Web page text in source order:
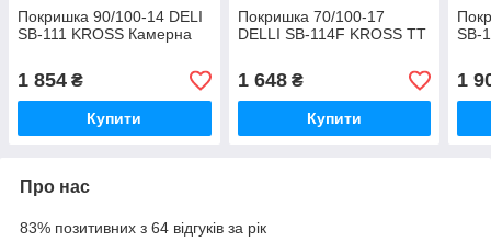
Покришка 90/100-14 DELI
SB-111 KROSS Камерна
1 854 ₴
Купити
Покришка 70/100-17
DELLI SB-114F KROSS TT
1 648₴
Купити
SB-
1
Про нас
83% позитивних з 64 відгуків за рік